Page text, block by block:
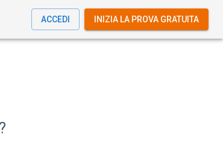
ACCEDI INIZIA LA PROVA GRATUITA